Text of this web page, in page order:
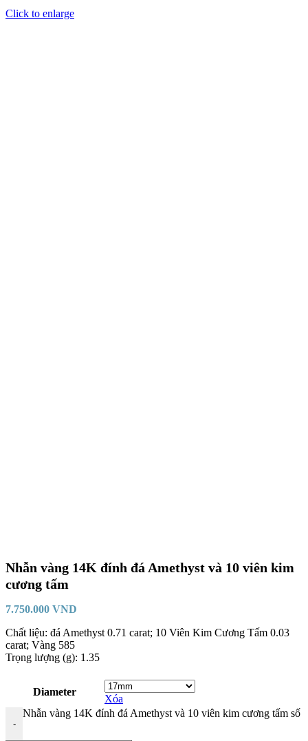
Click to enlarge
Nhẫn vàng 14K đính đá Amethyst và 10 viên kim
cương tấm
7.750.000 VND
Chất liệu: đá Amethyst 0.71 carat; 10 Viên Kim Cương Tấm 0.03
carat; Vàng 585
Trọng lượng (g): 1.35
Diameter
Xóa
-
Nhẫn vàng 14K đính đá Amethyst và 10 viên kim cương tấm số